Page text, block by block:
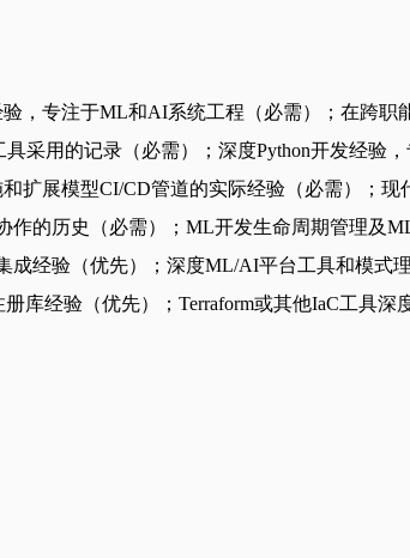
，专注于ML和AI系统工程（必需）；在跨
具采用的记录（必需）；深度Python开发经
扩展模型CI/CD管道的实际经验（必需）；
的历史（必需）；ML开发生命周期管理及
经验（优先）；深度ML/AI平台工具和模式
经验（优先）；Terraform或其他IaC工具深